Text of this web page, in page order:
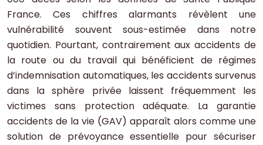
France. Ces chiffres alarmants révèlent une
vulnérabilité souvent sous-estimée dans notre
quotidien. Pourtant, contrairement aux accidents de
la route ou du travail qui bénéficient de régimes
d’indemnisation automatiques, les accidents survenus
dans la sphère privée laissent fréquemment les
victimes sans protection adéquate. La garantie
accidents de la vie (GAV) apparaît alors comme une
solution de prévoyance essentielle pour sécuriser